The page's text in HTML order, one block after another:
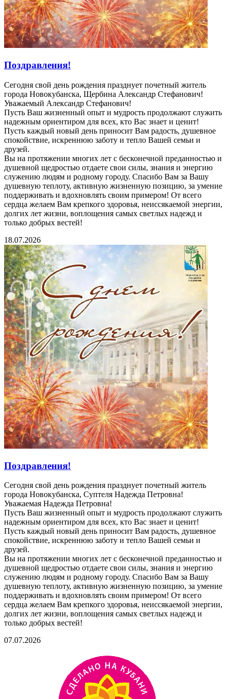
Поздравления!
Сегодня свой день рождения празднует почетный житель
города Новокубанска, Щербина Александр Стефанович!
Уважаемый Александр Стефанович!
Пусть Ваш жизненный опыт и мудрость продолжают служить
надежным ориентиром для всех, кто Вас знает и ценит!
Пусть каждый новый день приносит Вам радость, душевное
спокойствие, искреннюю заботу и тепло Вашей семьи и
друзей.
Вы на протяжении многих лет с бесконечной преданностью и
душевной щедростью отдаете свои силы, знания и энергию
служению людям и родному городу. Спасибо Вам за Вашу
душевную теплоту, активную жизненную позицию, за умение
поддерживать и вдохновлять своим примером! От всего
сердца желаем Вам крепкого здоровья, неиссякаемой энергии,
долгих лет жизни, воплощения самых светлых надежд и
только добрых вестей!
18.07.2026
Поздравления!
Сегодня свой день рождения празднует почетный житель
города Новокубанска, Суптеля Надежда Петровна!
Уважаемая Надежда Петровна!
Пусть Ваш жизненный опыт и мудрость продолжают служить
надежным ориентиром для всех, кто Вас знает и ценит!
Пусть каждый новый день приносит Вам радость, душевное
спокойствие, искреннюю заботу и тепло Вашей семьи и
друзей.
Вы на протяжении многих лет с бесконечной преданностью и
душевной щедростью отдаете свои силы, знания и энергию
служению людям и родному городу. Спасибо Вам за Вашу
душевную теплоту, активную жизненную позицию, за умение
поддерживать и вдохновлять своим примером! От всего
сердца желаем Вам крепкого здоровья, неиссякаемой энергии,
долгих лет жизни, воплощения самых светлых надежд и
только добрых вестей!
07.07.2026